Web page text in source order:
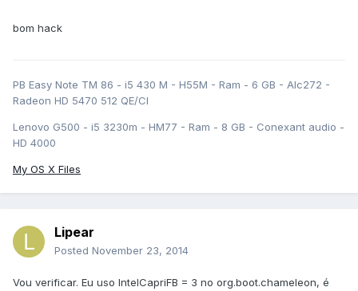
bom hack
PB Easy Note TM 86 - i5 430 M - H55M - Ram - 6 GB - Alc272 -
Radeon HD 5470 512 QE/CI
Lenovo G500 - i5 3230m - HM77 - Ram - 8 GB - Conexant audio -
HD 4000
My OS X Files
Lipear
Posted November 23, 2014
Vou verificar. Eu uso IntelCapriFB = 3 no org.boot.chameleon, é